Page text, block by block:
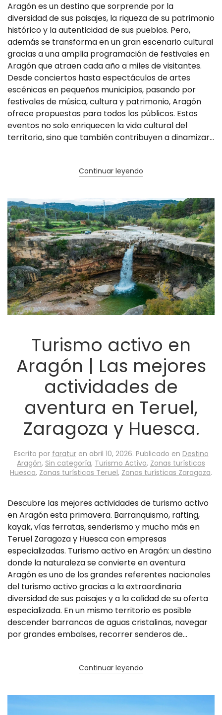
Aragón es un destino que sorprende por la
diversidad de sus paisajes, la riqueza de su patrimonio
histórico y la autenticidad de sus pueblos. Pero,
además se transforma en un gran escenario cultural
gracias a una amplia programación de festivales en
Aragón que atraen cada año a miles de visitantes.
Desde conciertos hasta espectáculos de artes
escénicas en pequeños municipios, pasando por
festivales de música, cultura y patrimonio, Aragón
ofrece propuestas para todos los públicos. Estos
eventos no solo enriquecen la vida cultural del
territorio, sino que también contribuyen a dinamizar...
Continuar leyendo
Turismo activo en
Aragón | Las mejores
actividades de
aventura en Teruel,
Zaragoza y Huesca.
Escrito por faraturen abril 10, 2026. Publicado en Destino
Aragón, Sin categoría, Turismo Activo, Zonas turísticas
Huesca, Zonas turísticas Teruel, Zonas turísticas Zaragoza.
Descubre las mejores actividades de turismo activo
en Aragón esta primavera. Barranquismo, rafting,
kayak, vías ferratas, senderismo y mucho más en
Teruel Zaragoza y Huesca con empresas
especializadas. Turismo activo en Aragón: un destino
donde la naturaleza se convierte en aventura
Aragón es uno de los grandes referentes nacionales
del turismo activo gracias a la extraordinaria
diversidad de sus paisajes y a la calidad de su oferta
especializada. En un mismo territorio es posible
descender barrancos de aguas cristalinas, navegar
por grandes embalses, recorrer senderos de...
Continuar leyendo